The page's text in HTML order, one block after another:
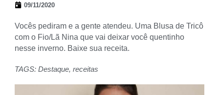
09/11/2020
Vocês pediram e a gente atendeu. Uma Blusa de Tricô
com o Fio/Lã Nina que vai deixar você quentinho
nesse inverno. Baixe sua receita.
TAGS: Destaque, receitas